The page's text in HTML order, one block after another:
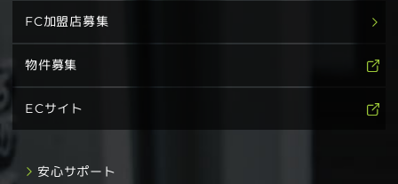
FC加盟店募集
物件募集
ECサイト
安心サポート